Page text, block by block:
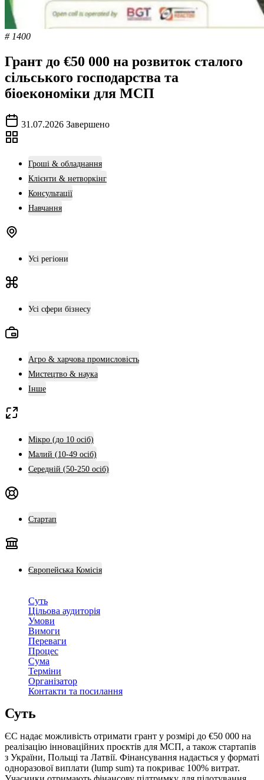
# 1400
Грант до €50 000 на розвиток сталого
сільського господарства та
біоекономіки для МСП
31.07.2026 Завершено
Гроші & обладнання
Клієнти & нетворкінг
Консультації
Навчання
Усі регіони
Усі сфери бізнесу
Агро & харчова промисловість
Мистецтво & наука
Інше
Мікро (до 10 осіб)
Малий (10-49 осіб)
Середній (50-250 осіб)
Стартап
Європейська Комісія
Суть
Цільова аудиторія
Умови
Вимоги
Переваги
Процес
Сума
Терміни
Організатор
Контакти та посилання
Суть
ЄС надає можливість отримати грант у розмірі до €50 000 на
реалізацію інноваційних проєктів для МСП, а також стартапів
з України, Польщі та Латвії. Фінансування надається у форматі
одноразової виплати (lump sum) та покриває 100% витрат.